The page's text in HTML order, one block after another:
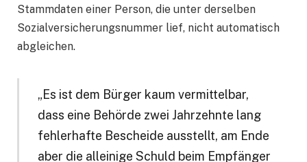
Stammdaten einer Person, die unter derselben
Sozialversicherungsnummer lief, nicht automatisch
abgleichen.
„Es ist dem Bürger kaum vermittelbar,
dass eine Behörde zwei Jahrzehnte lang
fehlerhafte Bescheide ausstellt, am Ende
aber die alleinige Schuld beim Empfänger